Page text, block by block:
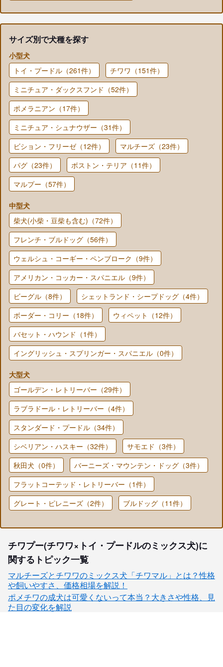
サイズ別で犬種を探す
小型犬
トイ・プードル（261件）
チワワ（151件）
ミニチュア・ダックスフンド（52件）
ポメラニアン（17件）
ミニチュア・シュナウザー（31件）
ビション・フリーゼ（12件）
マルチーズ（23件）
パグ（23件）
ボストン・テリア（11件）
マルプー（57件）
中型犬
柴犬(小柴・豆柴も含む)（72件）
フレンチ・ブルドッグ（56件）
ウェルシュ・コーギー・ペンブローク（9件）
アメリカン・コッカー・スパニエル（9件）
ビーグル（8件）
シェットランド・シープドッグ（4件）
ボーダー・コリー（18件）
ウィペット（12件）
バセット・ハウンド（1件）
イングリッシュ・スプリンガー・スパニエル（0件）
大型犬
ゴールデン・レトリーバー（29件）
ラブラドール・レトリーバー（4件）
スタンダード・プードル（34件）
シベリアン・ハスキー（32件）
サモエド（3件）
秋田犬（0件）
バーニーズ・マウンテン・ドッグ（3件）
フラットコーテッド・レトリーバー（1件）
グレート・ピレニーズ（2件）
ブルドッグ（11件）
チワプー(チワワ×トイ・プードルのミックス犬)に
関するトピック一覧
マルチーズとチワワのミックス犬「チワマル」とは？性格
や飼いやすさ、価格相場を解説！
ポメチワの成犬は可愛くないって本当？大きさや性格、見
た目の変化を解説